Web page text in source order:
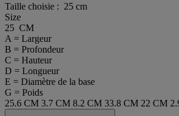
Taille choisie : 25 cm
Size
25 CM
A = Largeur
B = Profondeur
C = Hauteur
D = Longueur
E = Diamètre de la base
G = Poids
25.6 CM 3.7 CM 8.2 CM 33.8 CM 22 CM